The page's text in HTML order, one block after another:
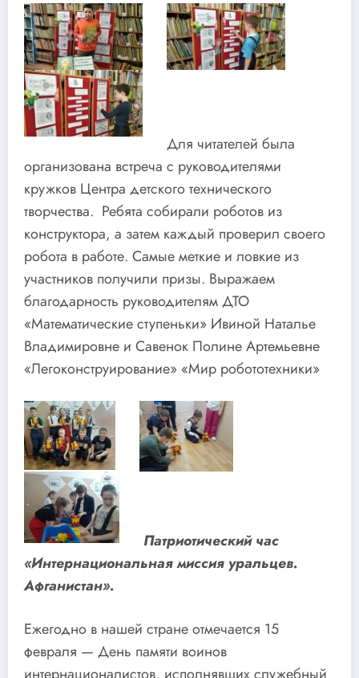
Для читателей была
организована встреча с руководителями
кружков Центра детского технического
творчества. Ребята собирали роботов из
конструктора, а затем каждый проверил своего
робота в работе. Самые меткие и ловкие из
участников получили призы. Выражаем
благодарность руководителям ДТО
«Математические ступеньки» Ивиной Наталье
Владимировне и Савенок Полине Артемьевне
«Легоконструирование» «Мир робототехники»
Патриотический час
«Интернациональная миссия уральцев.
Афганистан».
Ежегодно в нашей стране отмечается 15
февраля — День памяти воинов